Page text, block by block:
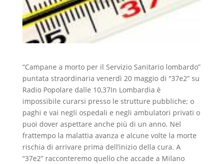
“Campane a morto per il Servizio Sanitario lombardo”
puntata straordinaria venerdì 20 maggio di “37e2” su
Radio Popolare dalle 10,37In Lombardia è
impossibile curarsi presso le strutture pubbliche; o
paghi e vai negli ospedali e negli ambulatori privati o
puoi dover aspettare anche più di un anno. Nel
frattempo la malattia avanza e alcune volte la morte
rischia di arrivare prima dell’inizio della cura. A
“37e2” racconteremo quello che accade a Milano